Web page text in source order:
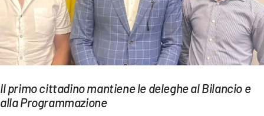
SPORT
Streaming
LAC NETWORK
Il primo cittadino mantiene le deleghe al Bilancio e
alla Programmazione